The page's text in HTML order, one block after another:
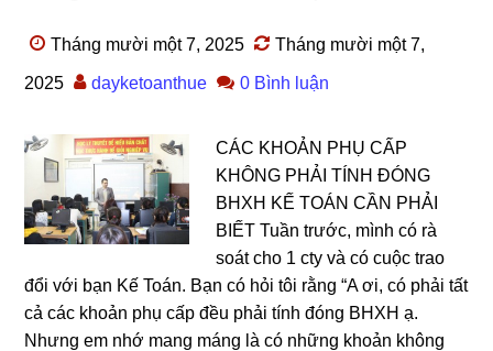
Tháng mười một 7, 2025 Tháng mười một 7,
2025 dayketoanthue 0 Bình luận
CÁC KHOẢN PHỤ CẤP
KHÔNG PHẢI TÍNH ĐÓNG
BHXH KẾ TOÁN CẦN PHẢI
BIẾT Tuần trước, mình có rà
soát cho 1 cty và có cuộc trao
đổi với bạn Kế Toán. Bạn có hỏi tôi rằng “A ơi, có phải tất
cả các khoản phụ cấp đều phải tính đóng BHXH ạ.
Nhưng em nhớ mang máng là có những khoản không